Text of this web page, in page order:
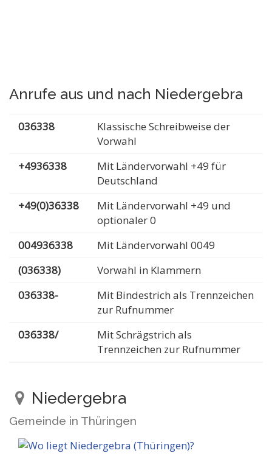
Anrufe aus und nach Niedergebra
036338
Klassische Schreibweise der
Vorwahl
+4936338
Mit Ländervorwahl +49 für
Deutschland
+49(0)36338
Mit Ländervorwahl +49 und
optionaler 0
004936338
Mit Ländervorwahl 0049
(036338)
Vorwahl in Klammern
036338-
Mit Bindestrich als Trennzeichen
zur Rufnummer
036338/
Mit Schrägstrich als
Trennzeichen zur Rufnummer
Niedergebra
Gemeinde in Thüringen